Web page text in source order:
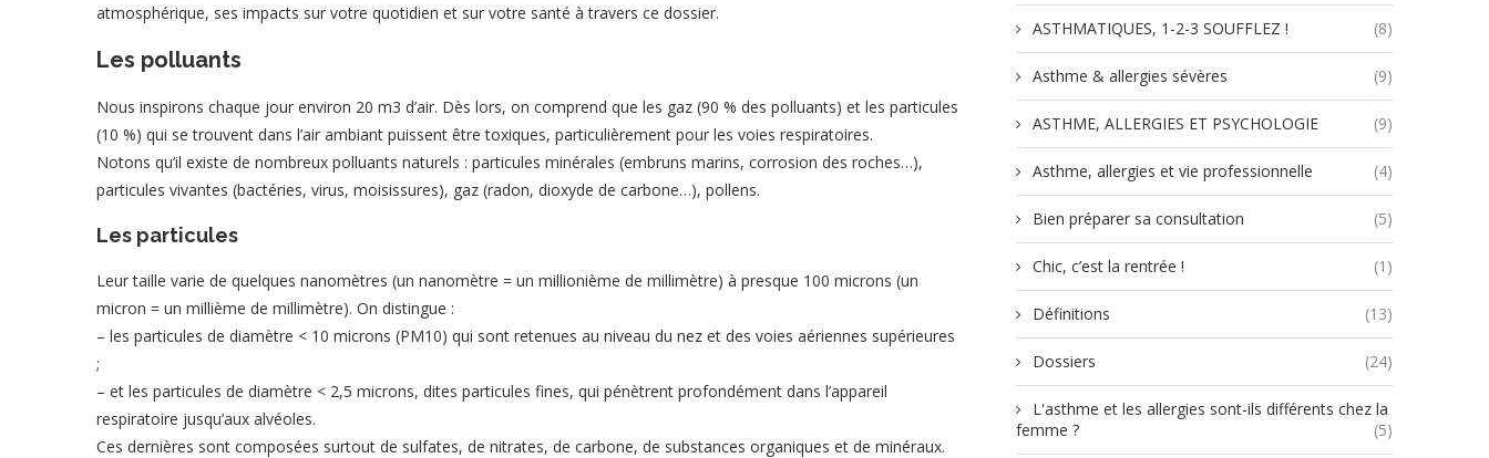
atmosphérique, ses impacts sur votre quotidien et sur votre santé à travers ce dossier.
Les polluants
Nous inspirons chaque jour environ 20 m3 d’air. Dès lors, on comprend que les gaz (90 % des polluants) et les particules
(10 %) qui se trouvent dans l’air ambiant puissent être toxiques, particulièrement pour les voies respiratoires.
Notons qu’il existe de nombreux polluants naturels : particules minérales (embruns marins, corrosion des roches…),
particules vivantes (bactéries, virus, moisissures), gaz (radon, dioxyde de carbone…), pollens.
Les particules
Leur taille varie de quelques nanomètres (un nanomètre = un millionième de millimètre) à presque 100 microns (un
micron = un millième de millimètre). On distingue :
– les particules de diamètre < 10 microns (PM10) qui sont retenues au niveau du nez et des voies aériennes supérieures
;
– et les particules de diamètre < 2,5 microns, dites particules fines, qui pénètrent profondément dans l’appareil
respiratoire jusqu’aux alvéoles.
Ces dernières sont composées surtout de sulfates, de nitrates, de carbone, de substances organiques et de minéraux.
ASTHMATIQUES, 1-2-3 SOUFFLEZ ! (8)
Asthme & allergies sévères (9)
ASTHME, ALLERGIES ET PSYCHOLOGIE (9)
Asthme, allergies et vie professionnelle (4)
Bien préparer sa consultation (5)
Chic, c’est la rentrée ! (1)
Définitions (13)
Dossiers (24)
L'asthme et les allergies sont-ils différents chez la
femme ?
(5)